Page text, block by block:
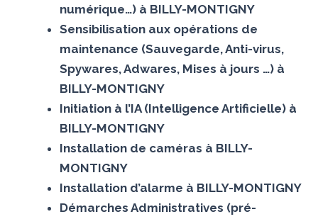
numérique…) à BILLY-MONTIGNY
Sensibilisation aux opérations de
maintenance (Sauvegarde, Anti-virus,
Spywares, Adwares, Mises à jours …) à
BILLY-MONTIGNY
Initiation à l’IA (Intelligence Artificielle) à
BILLY-MONTIGNY
Installation de caméras à BILLY-
MONTIGNY
Installation d’alarme à BILLY-MONTIGNY
Démarches Administratives (pré-